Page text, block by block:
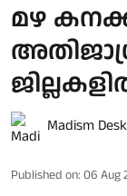
മഴ
Madism Desk
Published on: 06 Aug